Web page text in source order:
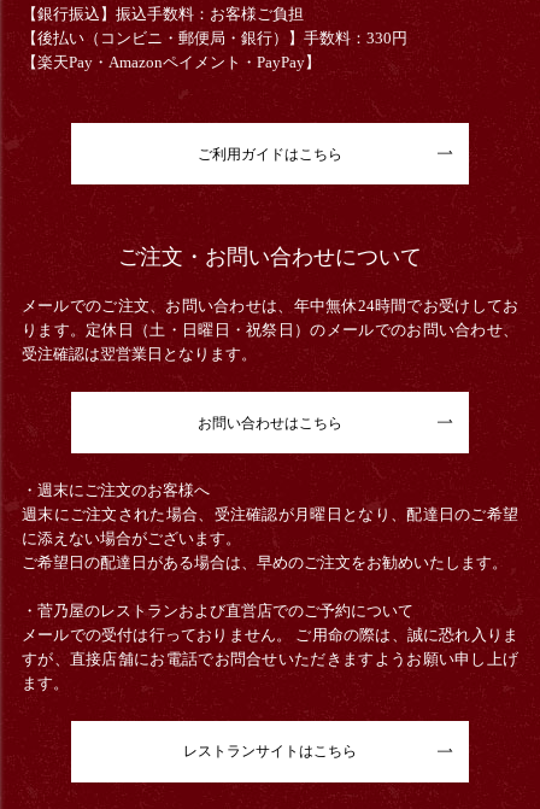
【銀行振込】振込手数料：お客様ご負担
【後払い（コンビニ・郵便局・銀行）】手数料：330円
【楽天Pay・Amazonペイメント・PayPay】
ご利用ガイドはこちら
ご注文・お問い合わせについて
メールでのご注文、お問い合わせは、年中無休24時間でお受けしてお
ります。定休日（土・日曜日・祝祭日）のメールでのお問い合わせ、
受注確認は翌営業日となります。
お問い合わせはこちら
・週末にご注文のお客様へ
週末にご注文された場合、受注確認が月曜日となり、配達日のご希望
に添えない場合がございます。
ご希望日の配達日がある場合は、早めのご注文をお勧めいたします。
・菅乃屋のレストランおよび直営店でのご予約について
メールでの受付は行っておりません。 ご用命の際は、誠に恐れ入りま
すが、直接店舗にお電話でお問合せいただきますようお願い申し上げ
ます。
レストランサイトはこちら